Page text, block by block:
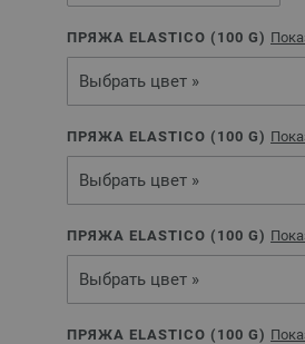
ПРЯЖА ELASTICO ( 100 G)
Выбрать цвет »
ПРЯЖА ELASTICO ( 100 G)
Выбрать цвет »
ПРЯЖА ELASTICO ( 100 G)
Выбрать цвет »
ПРЯЖА ELASTICO ( 100 G)